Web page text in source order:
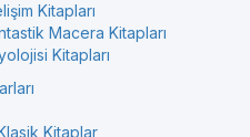
Kitapları
Macera Kitapları
Kitapları
Kitaplar